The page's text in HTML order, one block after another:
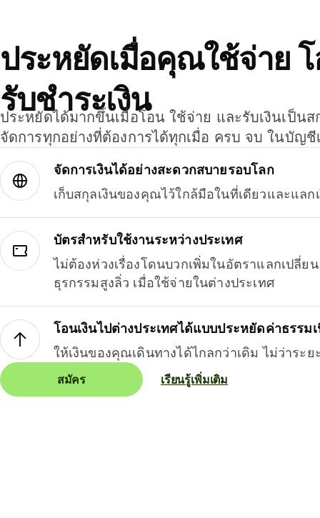
ประหยัดเมื่อคุณใช้จ่าย โ
รับชำระเงิน
ประหยัดได้มากขึ้นเมื่อโอน ใช้จ่าย และรับเงินเป็น
จัดการทุกอย่างที่ต้องการได้ทุกเมื่อ ครบ จบ ในบัญชี
จัดการเงินได้อย่างสะดวกสบายรอบโลก
เก็บสกุลเงินของคุณไว้ใกล้มือในที่เดียวและแลก
บัตรสำหรับใช้งานระหว่างประเทศ
ไม่ต้องห่วงเรื่องโดนบวกเพิ่มในอัตราแลกเปลี่ย
ธุรกรรมสูงลิ่ว เมื่อใช้จ่ายในต่างประเทศ
โอนเงินไปต่างประเทศได้แบบประหยัดค่าธรรม
ให้เงินของคุณเดินทางได้ไกลกว่าเดิม ไม่ว่าระย
สมัคร เรียนรู้เพิ่มเติม